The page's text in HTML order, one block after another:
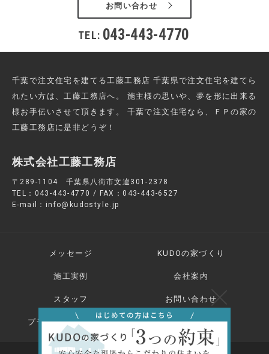
お問い合わせ
TEL: 043-443-4770
千葉で注文住宅を建てる工藤工務店 千葉県で注文住宅を建てら
れたい方は、工藤工務店へ。
施主様の思いや、夢を形に出来る
様お手伝いさせて頂きます。
千葉で注文住宅なら、ＦＰの家の
工藤工務店に是非どうぞ！
株式会社工藤工務店
〒289-1104 千葉県八街市文違301-2378
TEL：043-443-4770 / FAX：043-443-6527
E-mail：info@kudostyle.jp
メッセージ KUDOの家づくり
施工実例 会社案内
スタッフ お問い合わせ
プライバシーポリシー